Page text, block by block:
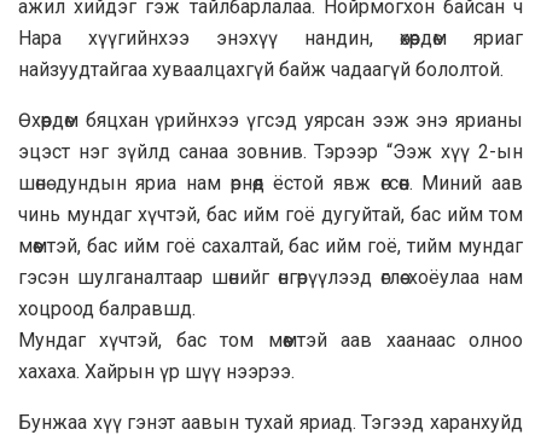
ажил хийдэг гэж тайлбарлалаа. Нойрмогхон байсан ч
Нара хүүгийнхээ энэхүү нандин, өхөөрдөм яриаг
найзуудтайгаа хуваалцахгүй байж чадаагүй бололтой.
Өхөөрдөм бяцхан үрийнхээ үгсэд уярсан ээж энэ ярианы
эцэст нэг зүйлд санаа зовнив. Тэрээр “Ээж хүү 2-ын
шөнө дундын яриа нам өрнөөд ёстой явж өгсөөн. Миний аав
чинь мундаг хүчтэй, бас ийм гоё дугуйтай, бас ийм том
мөөмтэй, бас ийм гоё сахалтай, бас ийм гоё, тийм мундаг
гэсэн шулганалтаар шөнийг өнгөрүүлээд өглөө хоёулаа нам
хоцроод балравшд.
Мундаг хүчтэй, бас том мөөмтэй аав хаанаас олноо
хахаха. Хайрын үр шүү нээрээ.
Бунжаа хүү гэнэт аавын тухай яриад. Тэгээд харанхуйд